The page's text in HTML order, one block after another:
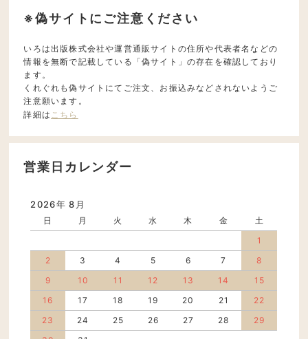
※偽サイトにご注意ください
いろは出版株式会社や運営通販サイトの住所や代表者名などの
情報を無断で記載している「偽サイト」の存在を確認しており
ます。
くれぐれも偽サイトにてご注文、お振込みなどされないようご
注意願います。
詳細は こちら
営業日カレンダー
2026年 8月
日 月 火 水 木 金
土
1
2
3 4 5 6 7
8
9
10 11 12 13 14
15
16
17 18 19 20 21
22
23
24 25 26 27 28
29